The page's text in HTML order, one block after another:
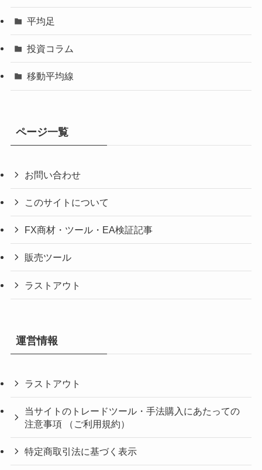
平均足
投資コラム
移動平均線
ページ一覧
お問い合わせ
このサイトについて
FX商材・ツール・EA検証記事
販売ツール
ラストアウト
運営情報
ラストアウト
当サイトのトレードツール・手法購入にあたっての
注意事項 （ご利用規約）
特定商取引法に基づく表示